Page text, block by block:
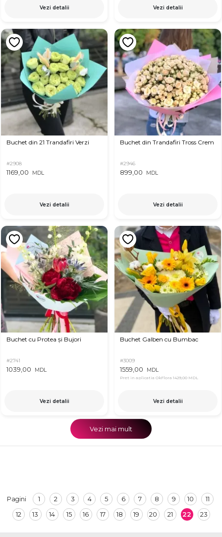
Vezi detalii Vezi detalii
Buchet din 21 Trandafiri Verzi
#2908
1169,00 MDL
Vezi detalii
Buchet din Trandafiri Tross Crem
#2946
899,00 MDL
Vezi detalii
Buchet cu Protea și Bujori
#2741
1039,00 MDL
Vezi detalii
Buchet Galben cu Bumbac
#3009
1559,00 MDL
Pret in aplicatia OkFlora 1429,00 MDL
Vezi detalii
Vezi mai mult
Pagini 1 2 3 4 5 6 7 8 9 10
11
12
13 14 15 16 17 18 19 20 21 22 23